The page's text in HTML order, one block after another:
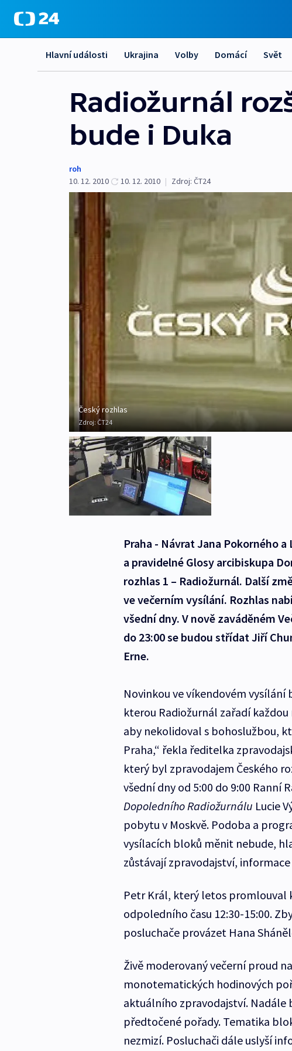
Hlavní události Ukrajina Volby Domácí Svět
Radiožurnál
bude i Duka
roh
10. 12. 2010
10. 12. 2010 | Zdroj: ČT24
Český rozhlas
Zdroj: ČT24
Praha - Návrat Jana Pokorného
a pravidelné Glosy arcibiskupa
rozhlas 1 – Radiožurnál. Další
ve večerním vysílání. Rozhlas
všední dny. V nově zaváděném
do 23:00 se budou střídat Jiří
Erne.
Novinkou ve víkendovém vysílání
kterou Radiožurnál zařadí každou
aby nekolidoval s bohoslužbou,
Praha,“ řekla ředitelka
který byl zpravodajem Českého
všední dny od 5:00 do 9:00 Ranní
Dopoledního Radiožurnálu Lucie
pobytu v Moskvě. Podoba a
vysílacích bloků měnit nebude,
zůstávají zpravodajství,
Petr Král, který letos promlouval
odpoledního času 12:30-15:00.
posluchače provázet Hana
Živě moderovaný večerní proud
monotematických hodinových
aktuálního zpravodajství. Nadále
předtočené pořady. Tematika
nezmizí. Posluchači dále uslyší